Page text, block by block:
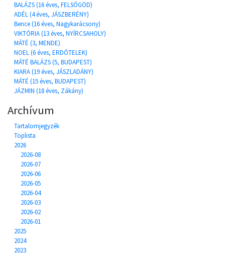
BALÁZS (16 éves, FELSŐGÖD)
ADÉL (4 éves, JÁSZBERÉNY)
Bence (16 éves, Nagykarácsony)
VIKTÓRIA (13 éves, NYÍRCSAHOLY)
MÁTÉ (3, MENDE)
NOEL (6 éves, ERDŐTELEK)
MÁTÉ BALÁZS (5, BUDAPEST)
KIARA (19 éves, JÁSZLADÁNY)
MÁTÉ (15 éves, BUDAPEST)
JÁZMIN (18 éves, Zákány)
Archívum
Tartalomjegyzék
Toplista
2026
2026-08
2026-07
2026-06
2026-05
2026-04
2026-03
2026-02
2026-01
2025
2024
2023